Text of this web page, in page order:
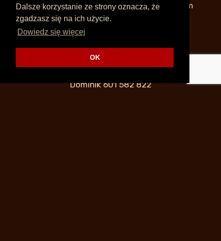
Dalsze korzystanie ze strony oznacza, że
zgadzasz się na ich użycie.
Dowiedz się więcej
OK
pn – pt 11.00 – 17.00 lub po wcześniejszym
umówieniu w innych godzinach
Po godzinach:
Dominik601 582 822